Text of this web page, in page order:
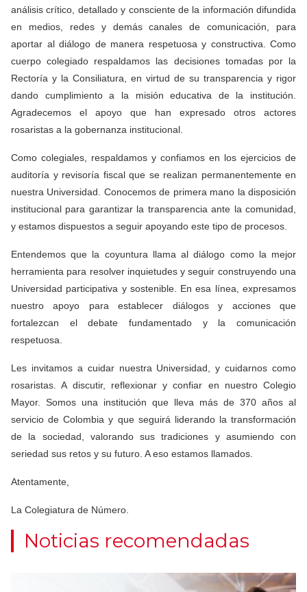
análisis crítico, detallado y consciente de la información difundida
en medios, redes y demás canales de comunicación, para
aportar al diálogo de manera respetuosa y constructiva. Como
cuerpo colegiado respaldamos las decisiones tomadas por la
Rectoría y la Consiliatura, en virtud de su transparencia y rigor
dando cumplimiento a la misión educativa de la institución.
Agradecemos el apoyo que han expresado otros actores
rosaristas a la gobernanza institucional.
Como colegiales, respaldamos y confiamos en los ejercicios de
auditoría y revisoría fiscal que se realizan permanentemente en
nuestra Universidad. Conocemos de primera mano la disposición
institucional para garantizar la transparencia ante la comunidad,
y estamos dispuestos a seguir apoyando este tipo de procesos.
Entendemos que la coyuntura llama al diálogo como la mejor
herramienta para resolver inquietudes y seguir construyendo una
Universidad participativa y sostenible. En esa línea, expresamos
nuestro apoyo para establecer diálogos y acciones que
fortalezcan el debate fundamentado y la comunicación
respetuosa.
Les invitamos a cuidar nuestra Universidad, y cuidarnos como
rosaristas. A discutir, reflexionar y confiar en nuestro Colegio
Mayor. Somos una institución que lleva más de 370 años al
servicio de Colombia y que seguirá liderando la transformación
de la sociedad, valorando sus tradiciones y asumiendo con
seriedad sus retos y su futuro. A eso estamos llamados.
Atentamente,
La Colegiatura de Número.
Noticias recomendadas